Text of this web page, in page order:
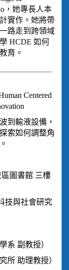
，她專長人本
實作。她將帶
路走到跨領域
HCDE 如何
育。
Centered
到輸液設備，
索如何調整角
圖書館 三樓
技與社會研究
系 副教授）
所 助理教授）